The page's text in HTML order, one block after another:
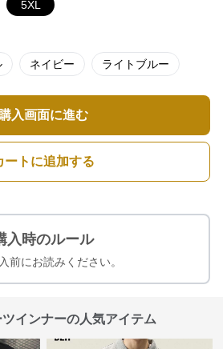
5XL
ネイビー ライトブルー
購入画面に進む
ートに追加する
入時のルール
前にお読みください。
インナーの人気アイテム